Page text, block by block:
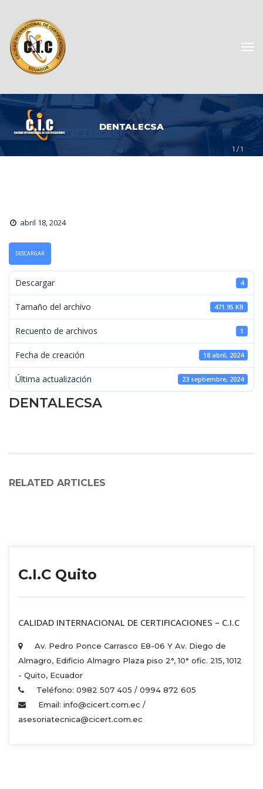
1 / 1
DENTALECSA
abril 18, 2024
DESCARGAR
Descargar 4
Tamaño del archivo 471.95 KB
Recuento de archivos 1
Fecha de creación 18 abril, 2024
Última actualización 23 septiembre, 2024
DENTALECSA
RELATED ARTICLES
C.I.C Quito
CALIDAD INTERNACIONAL DE CERTIFICACIONES – C.I.C
Av. Pedro Ponce Carrasco E8-06 Y Av. Diego de
Almagro, Edificio Almagro Plaza piso 2°, 10° ofic. 215, 1012
- Quito, Ecuador
Teléfono: 0982 507 405 / 0994 872 605
Email: info@cicert.com.ec /
asesoriatecnica@cicert.com.ec